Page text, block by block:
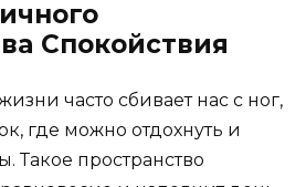
Спокойствия
часто сбивает нас с ног,
где можно отдохнуть и
Такое пространство